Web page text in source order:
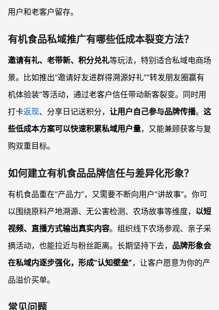
用户和老客户留存。
有机食品私域推广有哪些低成本裂变方法？
邀请有礼、老带新、积分兑礼等玩法，特别适合私域电商场
景。比如推出“邀请好友进群得溯源好礼”“转发朋友圈赢有
机体验装”等活动，通过老客户信任带动新客裂变。同时用
打卡返现、分享日记送积分， 让用户自己参与品牌传播。 这
些低成本方案可以快速积累私域用户量，又能兼顾获客与复
购双重目标。
如何建立有机食品品牌信任与差异化形象？
有机食品重在“产品力”，又需要不断向用户“讲故事”。你可
以围绕原料产地溯源、无公害检测、农场故事等维度， 以短
视频、直播方式输出真实内容。组织线下农场参观、亲子采
摘活动，也能拉近与粉丝距离。长期坚持下去， 品牌形象会
在私域内逐步强化，形成“认知壁垒”，让客户愿意为你的产
品溢价买单。
常见问题